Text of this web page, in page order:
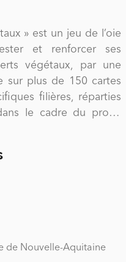
» est un jeu de l’oie
et renforcer ses
végétaux, par une
sur plus de 150 cartes
filières, réparties
le cadre du projet
et discussions
les connaissances
plus opérationnels.
joueur doit avancer sur
générale des
de Nouvelle-Aquitaine